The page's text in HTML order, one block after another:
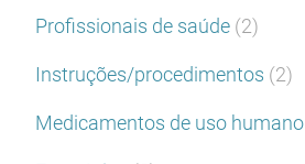
Profissionais de saúde (2)
Instruções/procedimentos (2)
Medicamentos de uso humano